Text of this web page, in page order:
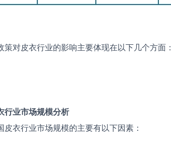
策对皮衣行业的影响主要体现在以下几个方面：
行业市场规模分析
皮衣行业市场规模的主要有以下因素：